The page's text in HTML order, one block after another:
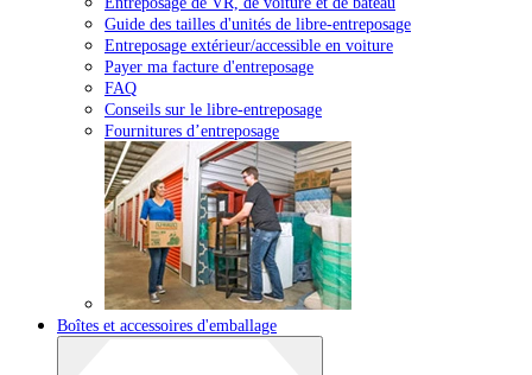
Guide des tailles d'unités de libre-entreposage
Entreposage extérieur/accessible en voiture
Payer ma facture d'entreposage
FAQ
Conseils sur le libre-entreposage
Fournitures d’entreposage
Boîtes et accessoires d'emballage